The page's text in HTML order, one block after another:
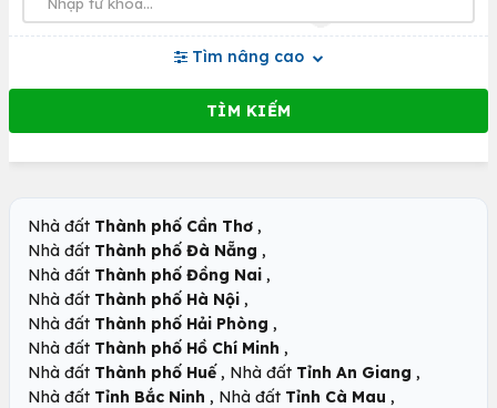
Tìm nâng cao
Nhà đất Thành phố Cần Thơ ,
Nhà đất Thành phố Đà Nẵng ,
Nhà đất Thành phố Đồng Nai ,
Nhà đất Thành phố Hà Nội ,
Nhà đất Thành phố Hải Phòng ,
Nhà đất Thành phố Hồ Chí Minh ,
Nhà đất Thành phố Huế , Nhà đất Tỉnh An Giang ,
Nhà đất Tỉnh Bắc Ninh , Nhà đất Tỉnh Cà Mau ,